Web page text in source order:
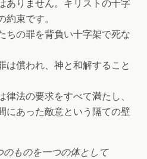
ありません。キリストの十字
束です。
の罪を背負い十字架で死な
償われ、神と和解すること
法の要求をすべて満たし、
にあった敵意という隔ての壁
のものを一つの体として